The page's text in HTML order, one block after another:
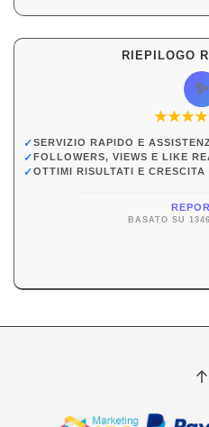
RIEPILOGO
✨
★★★★
✓SERVIZIO RAPIDO E
✓FOLLOWERS, VIEWS E LIKE
✓OTTIMI RISULTATI E
BASATO SU